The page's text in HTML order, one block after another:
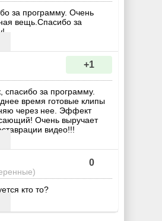
за программу. Очень
вещь.Спасибо за
+1
спасибо за программу.
время готовые клипы
через нее. Эффект
Очень выручает
видео!!!
0
кто то?